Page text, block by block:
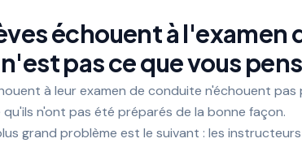
échouent à l'examen
pas ce que vous
à leur examen de conduite n'échouent pas
n'ont pas été préparés de la bonne façon.
grand problème est le suivant : les